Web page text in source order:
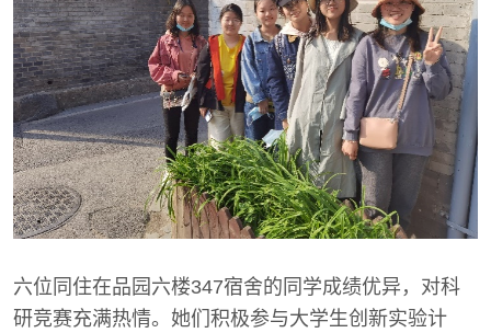
六位同住在品园六楼347宿舍的同学成绩优异，对科
研竞赛充满热情。她们积极参与大学生创新实验计